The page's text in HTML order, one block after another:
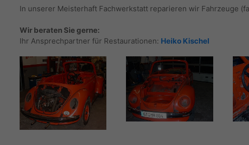
In unserer Meisterhaft Fachwerkstatt reparieren wir Fahrzeuge
Wir beraten Sie gerne:
Ihr Ansprechpartner für Restaurationen: Heiko Kischel